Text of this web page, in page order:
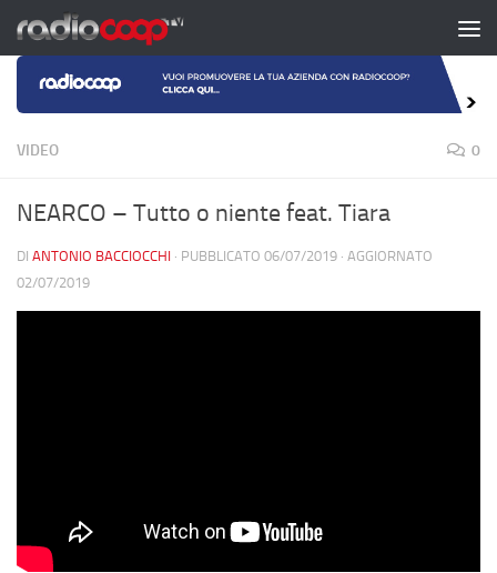
Salta al contenuto
VIDEO 0
NEARCO – Tutto o niente feat. Tiara
DI ANTONIO BACCIOCCHI · PUBBLICATO 06/07/2019 · AGGIORNATO
02/07/2019